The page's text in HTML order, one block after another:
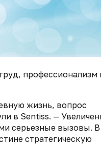
профессионализм
жизнь, вопрос
в Sentiss. —
серьезные вызовы. В
стратегическую